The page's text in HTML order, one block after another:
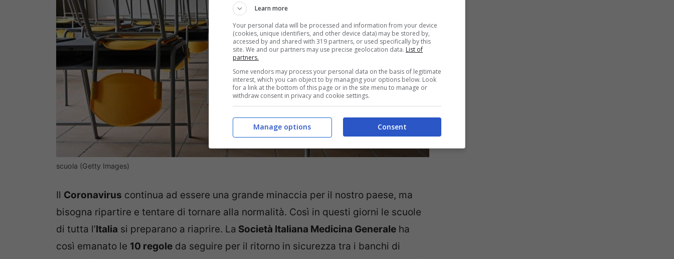
scuola (Getty Images)
Il Coronavirus continua ad essere una grande minaccia per il nostro paese, ma
bisogna ripartire e tentare di tornare alla normalità. Così in questi giorni le scuole
di tutta l’Italia si preparano a riaprire. La Società Italiana Medicina Generale ha
così emanato le 10 regole da seguire per il ritorno in sicurezza tra i banchi di
Learn more
Your personal data will be processed and information from your device
(cookies, unique identifiers, and other device data) may be stored by,
accessed by and shared with 319 partners, or used specifically by this
site. We and our partners may use precise geolocation data. List of
partners.
Some vendors may process your personal data on the basis of legitimate
interest, which you can object to by managing your options below. Look
for a link at the bottom of this page or in the site menu to manage or
withdraw consent in privacy and cookie settings.
Consent
Manage options